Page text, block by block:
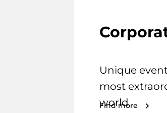
Unique
most
world.
Find more